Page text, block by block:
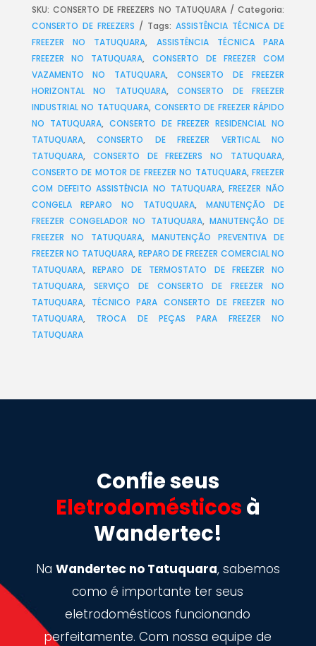
SKU: CONSERTO DE FREEZERS NO TATUQUARA
Categoria:
CONSERTO DE FREEZERS
Tags:ASSISTÊNCIA TÉCNICA DE
FREEZER NO TATUQUARA, ASSISTÊNCIA TÉCNICA PARA
FREEZER NO TATUQUARA, CONSERTO DE FREEZER COM
VAZAMENTO NO TATUQUARA, CONSERTO DE FREEZER
HORIZONTAL NO TATUQUARA,CONSERTO DE FREEZER
INDUSTRIAL NO TATUQUARA, CONSERTO DE FREEZER RÁPIDO
NO TATUQUARA, CONSERTO DE FREEZER RESIDENCIAL NO
TATUQUARA,CONSERTO DE FREEZER VERTICAL NO
TATUQUARA, CONSERTO DE FREEZERS NO TATUQUARA,
CONSERTO DE MOTOR DE FREEZER NO TATUQUARA,FREEZER
COM DEFEITO ASSISTÊNCIA NO TATUQUARA,FREEZER NÃO
CONGELA REPARO NO TATUQUARA, MANUTENÇÃO DE
FREEZER CONGELADOR NO TATUQUARA, MANUTENÇÃO DE
FREEZER NO TATUQUARA,MANUTENÇÃO PREVENTIVA DE
FREEZER NO TATUQUARA, REPARO DE FREEZER COMERCIAL NO
TATUQUARA,REPARO DE TERMOSTATO DE FREEZER NO
TATUQUARA, SERVIÇO DE CONSERTO DE FREEZER NO
TATUQUARA, TÉCNICO PARA CONSERTO DE FREEZER NO
TATUQUARA, TROCA DE PEÇAS PARA FREEZER NO
TATUQUARA
Confie seus
Eletrodomésticos à
Wandertec!
Na Wandertec no Tatuquara, sabemos
como é importante ter seus
eletrodomésticos funcionando
perfeitamente. Com nossa equipe de